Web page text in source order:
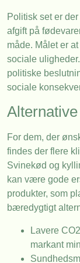
Politisk set er
afgift på
måde. Målet er
sociale
politiske
sociale
For dem, der
findes der flere
Svinekød og
kan være gode
produkter, som
bæredygtigt
Lavere
markant